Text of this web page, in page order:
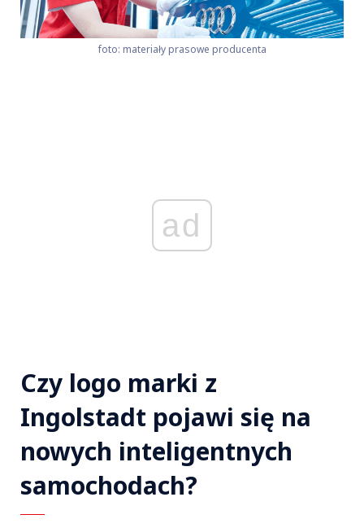
foto: materiały prasowe producenta
ad
Czy logo marki z
Ingolstadt pojawi się na
nowych inteligentnych
samochodach?